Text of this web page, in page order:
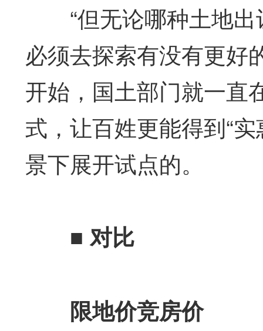
“但无论哪种土地出
必须去探索有没有更好
开始，国土部门就一直
式，让百姓更能得到“
景下展开试点的。
■对比
限地价竞房价